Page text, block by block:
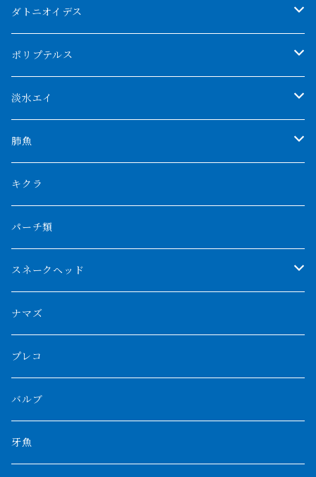
クンパイ
アブソリュートレッド
AGUS スーパーレッドF4
特殊アロワナ
厳選 過背金龍
フルゴールデンクロスバック
ブルーベースクロスバック
BILLY-KENオリジナルブランド紅龍
チョッパーレッド
ブルレッド
その他アジアアロワナ
特殊個体
紅龍
シルバーアロワナ
ブラックアロワナ
ノーザンバラムンディ
その他アロワナ
ダトニオイデス
シャムタイガー
特殊ダトニオ
ダトニオプラスワン
リアルバンド
フォークバンド
フォーバータイガー
メニーバータイガー
ニューギニアダトニオ
ポリプテルス
モンスターポリプ
特殊ポリプ
プラチナ個体
ショート個体
ハイブリッドポリプ
エンドリケリー
ギニア
ナイジェリア
ナイルビチャー
ナポレオンビチャー
バロ川
ビキールビキール
トゥルカナ湖
オモ川
タンガニーカビチャー
アンソルギー
コウロントン
淡水エイ
シナガワダイヤ
ダイヤモンドポルカ
クロコダイル
その他淡水エイ
肺魚
ネオケラ
その他肺魚
キクラ
パーチ類
スネークヘッド
チャンナバルカ
大型スネークヘッド
中型スネークヘッド
小型スネークヘッド
ナマズ
プレコ
バルブ
牙魚